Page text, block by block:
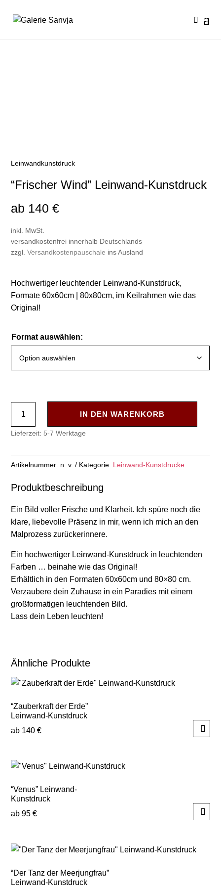
Leinwandkunstdruck
“Frischer Wind” Leinwand-Kunstdruck
ab 140€
inkl. MwSt.
versandkostenfrei innerhalb Deutschlands
zzgl.Versandkostenpauschale ins Ausland
Hochwertiger leuchtender Leinwand-Kunstdruck,
Formate 60x60cm | 80x80cm, im Keilrahmen wie das
Original!
Format auswählen:
Leinwand-
Menge
IN DEN WARENKORB
Lieferzeit: 5-7 Werktage
Artikelnummer: n. v. Kategorie: Leinwand-Kunstdrucke
Produktbeschreibung
Ein Bild voller Frische und Klarheit. Ich spüre noch die
klare, liebevolle Präsenz in mir, wenn ich mich an den
Malprozess zurückerinnere.
Ein hochwertiger Leinwand-Kunstdruck in leuchtenden
Farben … beinahe wie das Original!
Erhältlich in den Formaten 60x60cm und 80×80 cm.
Verzaubere dein Zuhause in ein Paradies mit einem
großformatigen leuchtenden Bild.
Lass dein Leben leuchten!
Ähnliche Produkte
“Zauberkraft der Erde”
Leinwand-Kunstdruck
ab 140€
weist
Varianten
können
der
Produktseite
“Venus” Leinwand-
Kunstdruck
ab95€
weist
Varianten
“Der Tanz der Meerjungfrau”
Leinwand-Kunstdruck